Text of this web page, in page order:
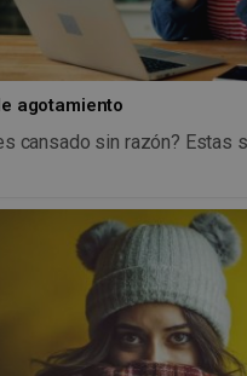
agotamiento
cansado sin razón? Estas